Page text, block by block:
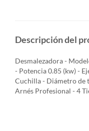
Descripción del
Desmalezadora -
- Potencia 0.85 (kw) -
Cuchilla - Diámetro de
Arnés Profesional - 4